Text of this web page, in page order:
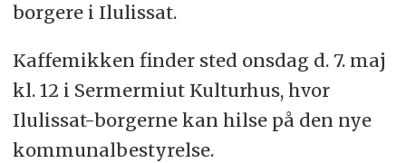
borgere i Ilulissat.
Kaffemikken finder sted onsdag d. 7. maj
kl. 12 i Sermermiut Kulturhus, hvor
Ilulissat-borgerne kan hilse på den nye
kommunalbestyrelse.